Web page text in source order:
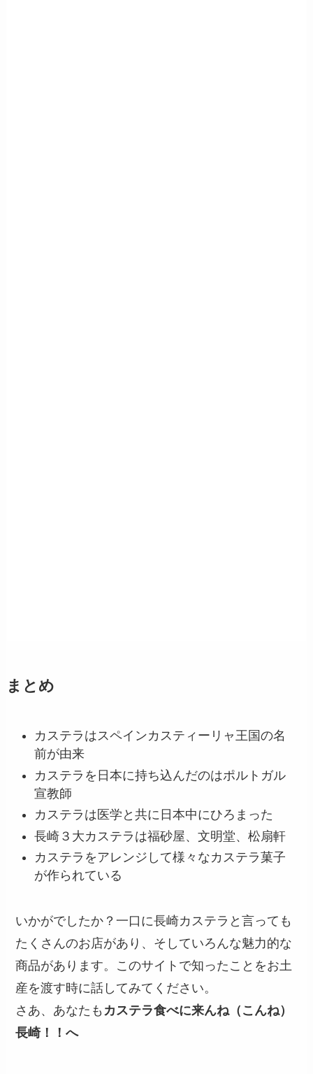
まとめ
カステラはスペインカスティーリャ王国の名
前が由来
カステラを日本に持ち込んだのはポルトガル
宣教師
カステラは医学と共に日本中にひろまった
長崎３大カステラは福砂屋、文明堂、松扇軒
カステラをアレンジして様々なカステラ菓子
が作られている
いかがでしたか？一口に長崎カステラと言っても
たくさんのお店があり、そしていろんな魅力的な
商品があります。このサイトで知ったことをお土
産を渡す時に話してみてください。
さあ、あなたも カステラ食べに来んね（こんね）
長崎！！へ